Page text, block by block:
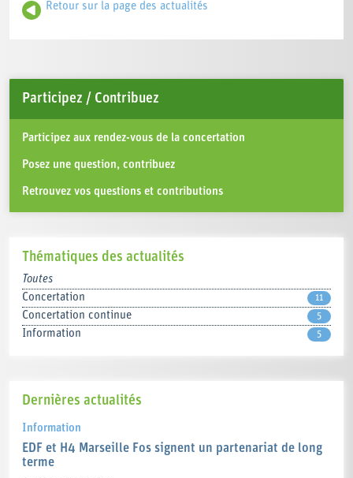
Retour sur la page des actualités
Participez / Contribuez
Participez aux rendez-vous de la concertation
Posez une question, contribuez
Retrouvez vos questions et contributions
Thématiques des actualités
Toutes
Concertation
11
Concertation continue 5
Information 5
Dernières actualités
Information
EDF et H4 Marseille Fos signent un partenariat de long
terme